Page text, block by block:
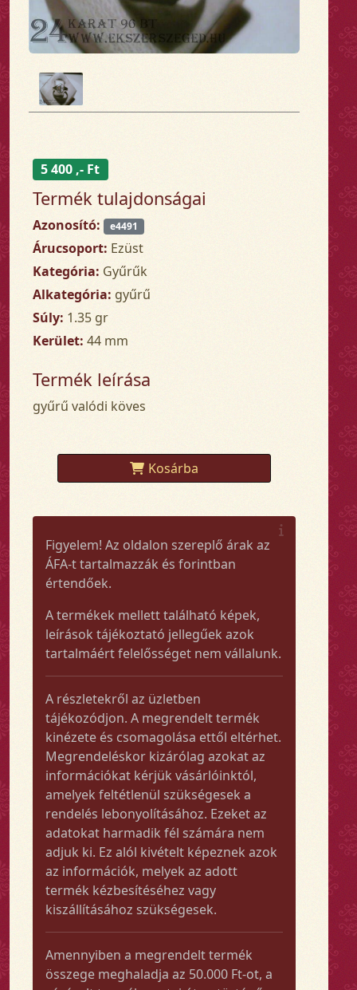
5 400 ,- Ft
Termék tulajdonságai
Azonosító: e4491
Árucsoport: Ezüst
Kategória: Gyűrűk
Alkategória: gyűrű
Súly: 1.35 gr
Kerület: 44 mm
Termék leírása
gyűrű valódi köves
Kosárba
Figyelem! Az oldalon szereplő árak az
ÁFA-t tartalmazzák és forintban
értendőek.
A termékek mellett található képek,
leírások tájékoztató jellegűek azok
tartalmáért felelősséget nem vállalunk.
A részletekről az üzletben
tájékozódjon. A megrendelt termék
kinézete és csomagolása ettől eltérhet.
Megrendeléskor kizárólag azokat az
információkat kérjük vásárlóinktól,
amelyek feltétlenül szükségesek a
rendelés lebonyolításához. Ezeket az
adatokat harmadik fél számára nem
adjuk ki. Ez alól kivételt képeznek azok
az információk, melyek az adott
termék kézbesítéséhez vagy
kiszállításához szükségesek.
Amennyiben a megrendelt termék
összege meghaladja az 50.000 Ft-ot, a